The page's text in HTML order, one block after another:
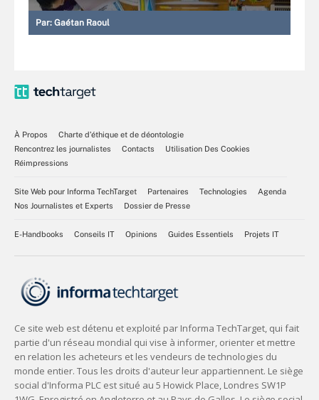
Par: Gaétan Raoul
À Propos
Charte d’éthique et de déontologie
Rencontrez les journalistes
Contacts
Utilisation Des Cookies
Réimpressions
Site Web pour Informa TechTarget Partenaires Technologies
Agenda
Nos Journalistes et Experts
Dossier de Presse
E-Handbooks Conseils IT Opinions Guides Essentiels Projets IT